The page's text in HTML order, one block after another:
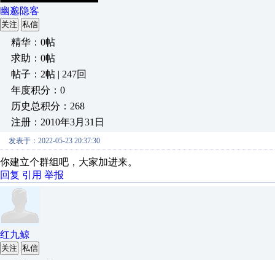
幽邈隐客
关注 私信
精华：0帖
求助：0帖
帖子：2帖 | 247回
年度积分：0
历史总积分：268
注册：2010年3月31日
发表于：2022-05-23 20:37:30
你建立个群组吧，大家加进来。
回复 引用 举报
红九鲸
关注 私信